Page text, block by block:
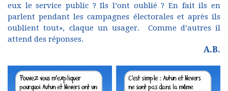
eux le service public ? Ils l’ont oublié ? En fait ils en
parlent pendant les campagnes électorales et après ils
oublient tout», claque un usager. Comme d’autres il
attend des réponses.
A.B.